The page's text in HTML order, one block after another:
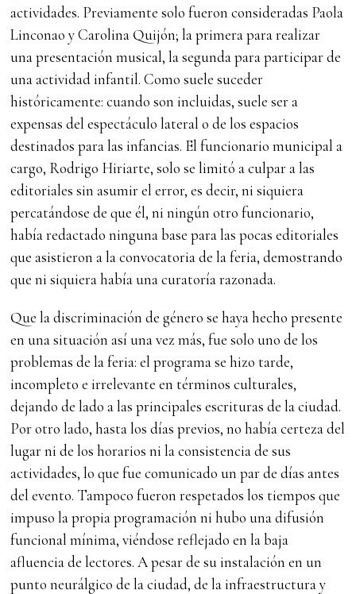
actividades. Previamente solo fueron consideradas Paola
Linconao y Carolina Quijón; la primera para realizar
una presentación musical, la segunda para participar de
una actividad infantil. Como suele suceder
históricamente: cuando son incluidas, suele ser a
expensas del espectáculo lateral o de los espacios
destinados para las infancias. El funcionario municipal a
cargo, Rodrigo Hiriarte, solo se limitó a culpar a las
editoriales sin asumir el error, es decir, ni siquiera
percatándose de que él, ni ningún otro funcionario,
había redactado ninguna base para las pocas editoriales
que asistieron a la convocatoria de la feria, demostrando
que ni siquiera había una curatoría razonada.
Que la discriminación de género se haya hecho presente
en una situación así una vez más, fue solo uno de los
problemas de la feria: el programa se hizo tarde,
incompleto e irrelevante en términos culturales,
dejando de lado a las principales escrituras de la ciudad.
Por otro lado, hasta los días previos, no había certeza del
lugar ni de los horarios ni la consistencia de sus
actividades, lo que fue comunicado un par de días antes
del evento. Tampoco fueron respetados los tiempos que
impuso la propia programación ni hubo una difusión
funcional mínima, viéndose reflejado en la baja
afluencia de lectores. A pesar de su instalación en un
punto neurálgico de la ciudad, de la infraestructura y